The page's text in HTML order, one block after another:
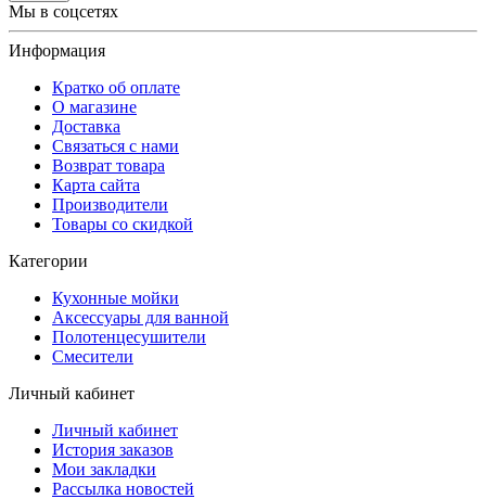
Мы в соцсетях
Информация
Кратко об оплате
О магазине
Доставка
Связаться с нами
Возврат товара
Карта сайта
Производители
Товары со скидкой
Категории
Кухонные мойки
Аксессуары для ванной
Полотенцесушители
Смесители
Личный кабинет
Личный кабинет
История заказов
Мои закладки
Рассылка новостей